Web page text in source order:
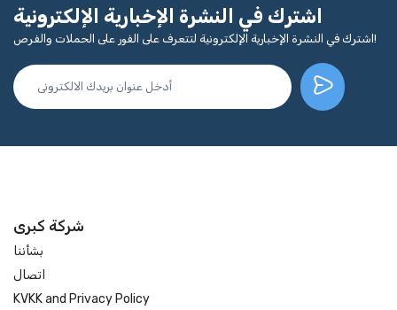
اشترك في النشرة الإخبارية الإلكترونية
اشترك في النشرة الإخبارية الإلكترونية لتتعرف على الفور على الحملات والفرص!
شركة كبرى
بشأننا
اتصال
KVKK and Privacy Policy